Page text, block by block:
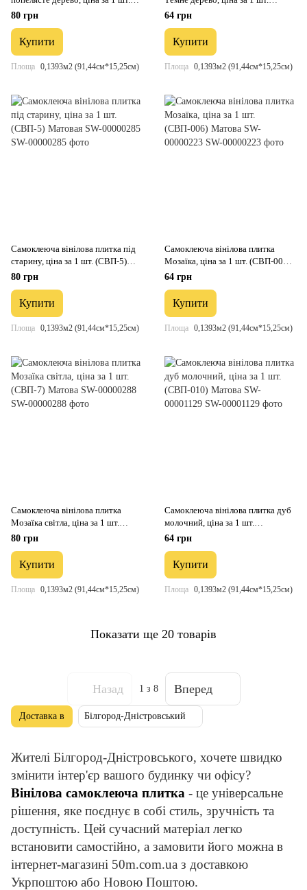
(СВП-003) Матова SW-00000284
80 грн
Купити
Площа 0,1393м2 (91,44см*15,25см)
(СВП-004) Матова SW-00000222
64 грн
Купити
Площа 0,1393м2 (91,44см*15,25см)
Самоклеюча вінілова плитка під
старину, ціна за 1 шт. (СВП-5)
Матовая SW-00000285
80 грн
Купити
Площа 0,1393м2 (91,44см*15,25см)
Самоклеюча вінілова плитка
Мозаїка, ціна за 1 шт. (СВП-006)
Матова SW-00000223
64 грн
Купити
Площа 0,1393м2 (91,44см*15,25см)
Самоклеюча вінілова плитка
Мозаїка світла, ціна за 1 шт.
(СВП-7) Матова SW-00000288
80 грн
Купити
Площа 0,1393м2 (91,44см*15,25см)
Самоклеюча вінілова плитка дуб
молочний, ціна за 1 шт.
(СВП-010) Матова SW-00001129
64 грн
Купити
Площа 0,1393м2 (91,44см*15,25см)
Показати ще 20 товарів
Назад 1 з 8 Вперед
Жителі Білгород-Дністровського, хочете швидко
змінити інтер'єр вашого будинку чи офісу?
Вінілова самоклеюча плитка - це універсальне
рішення, яке поєднує в собі стиль, зручність та
доступність. Цей сучасний матеріал легко
встановити самостійно, а замовити його можна в
інтернет-магазині 50m.com.ua з доставкою
Укрпоштою або Новою Поштою.
Доставка в Білгород-Дністровський